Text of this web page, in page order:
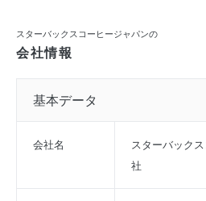
スターバックスコーヒージャパンの
会社情報
基本データ
会社名
スターバック
社